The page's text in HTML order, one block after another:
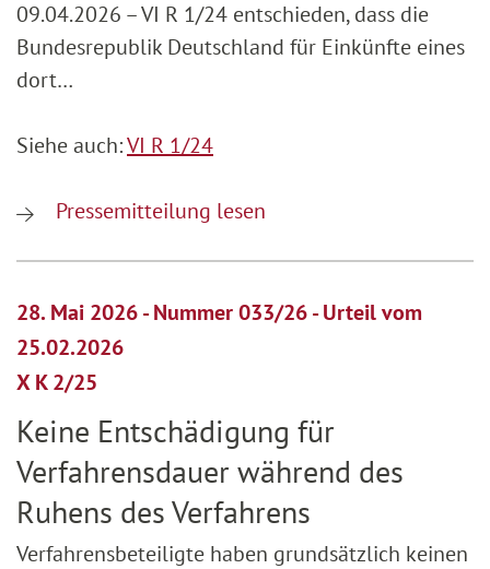
09.04.2026 – VI R 1/24 entschieden, dass die
Bundesrepublik Deutschland für Einkünfte eines
dort…
Siehe auch:VI R 1/24
Pressemitteilung lesen
28. Mai 2026 - Nummer 033/26 - Urteil vom
25.02.2026
X K 2/25
Keine Entschädigung für
Verfahrensdauer während des
Ruhens des Verfahrens
Verfahrensbeteiligte haben grundsätzlich keinen